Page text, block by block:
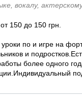
вокалу,
150 до 150 грн.
по и игре на
и
более одного